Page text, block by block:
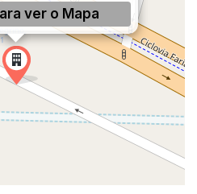
ver o Mapa